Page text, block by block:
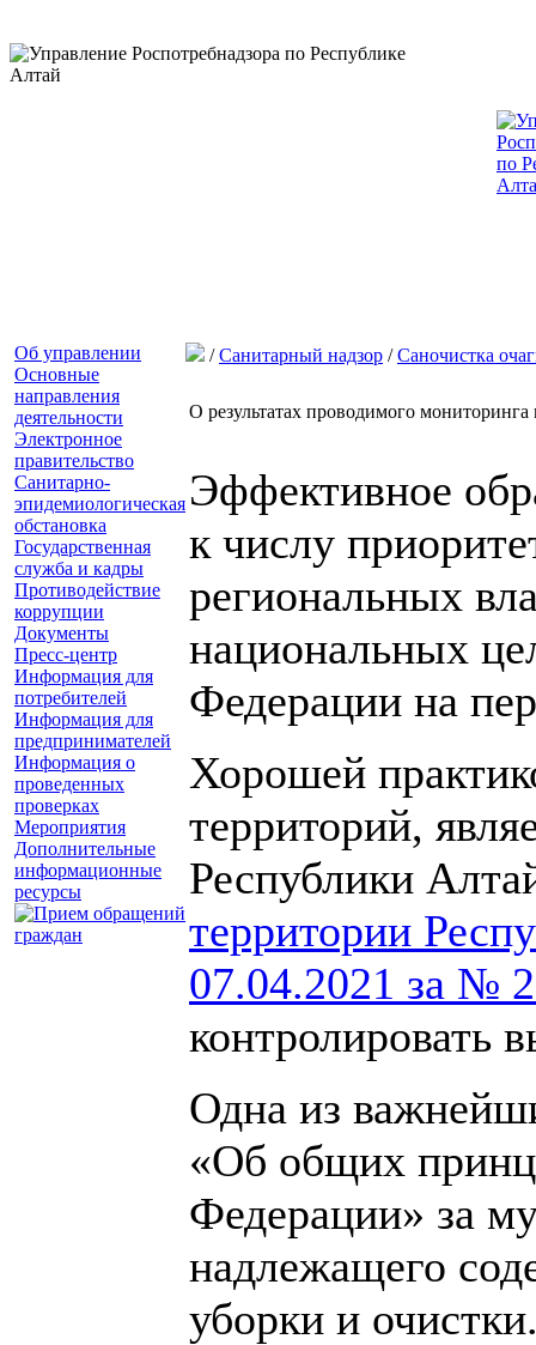
Об управлении
Основные
направления
деятельности
Электронное
правительство
Санитарно-
эпидемиологическая
обстановка
Государственная
служба и кадры
Противодействие
коррупции
Документы
Пресс-центр
Информация для
потребителей
Информация для
предпринимателей
Информация о
проведенных
проверках
Мероприятия
Дополнительные
информационные
ресурсы
/Санитарный надзор /Саночистка
О результатах проводимого
Эффективное
к числу
региональных
национальных
Федерации на
Хорошей
территорий,
Республики
территории
07.04.2021 за №
контролировать
Одна из
«Об общих
Федерации» за
надлежащего
уборки и